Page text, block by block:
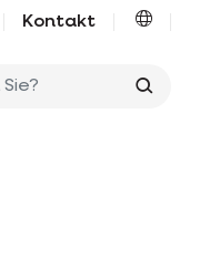
Kontakt